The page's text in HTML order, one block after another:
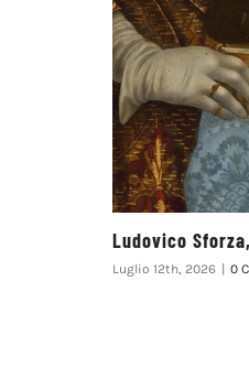
Ludovico
Luglio 12th, 2026 | 0